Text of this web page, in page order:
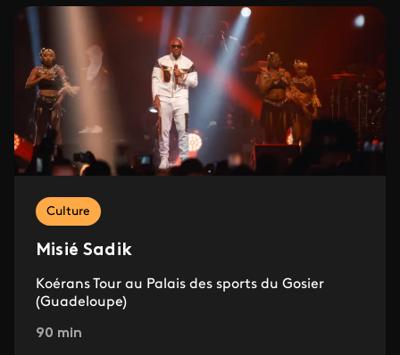
Culture
Misié Sadik
Koérans Tour au Palais des sports du Gosier
(Guadeloupe)
90 min